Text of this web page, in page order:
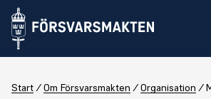
Start Om Försvarsmakten Organisation